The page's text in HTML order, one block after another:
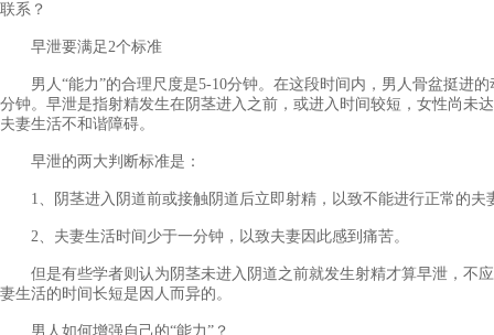
联系？
早泄要满足2个标准
男人“能力”的合理尺度是5-10分钟。在这段时间内，男人骨盆挺进的
分钟。早泄是指射精发生在阴茎进入之前，或进入时间较短，女性尚未
夫妻生活不和谐障碍。
早泄的两大判断标准是：
1、阴茎进入阴道前或接触阴道后立即射精，以致不能进行正常的夫
2、夫妻生活时间少于一分钟，以致夫妻因此感到痛苦。
但是有些学者则认为阴茎未进入阴道之前就发生射精才算早泄，不
妻生活的时间长短是因人而异的。
男人如何增强自己的“能力”？